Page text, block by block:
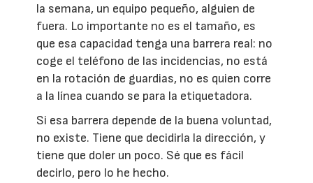
la semana, un equipo pequeño, alguien de
fuera. Lo importante no es el tamaño, es
que esa capacidad tenga una barrera real: no
coge el teléfono de las incidencias, no está
en la rotación de guardias, no es quien corre
a la línea cuando se para la etiquetadora.
Si esa barrera depende de la buena voluntad,
no existe. Tiene que decidirla la dirección, y
tiene que doler un poco. Sé que es fácil
decirlo, pero lo he hecho.